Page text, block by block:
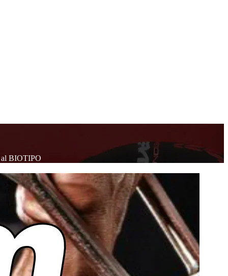
al BIOTIPO